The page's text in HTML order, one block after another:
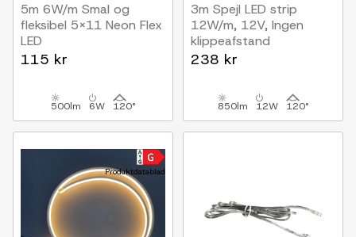
5m 6W/m Smal og
fleksibel 5x11 Neon Flex
LED
12V DC, IP65
115 kr
500lm 6W 120°
3m Spejl LED strip
12W/m, 12V, Ingen
klippeafstand
238 kr
850lm 12W 120°
Produktdatablad